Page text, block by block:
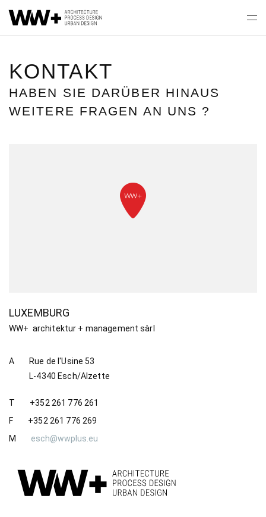
KONTAKT
HABEN SIE DARÜBER HINAUS
WEITERE FRAGEN AN UNS ?
LUXEMBURG
WW+ architektur + management sàrl
A
Rue de l'Usine 53
L-4340 Esch/Alzette
T
+352 261 776 261
F
+352 261 776 269
M
esch@wwplus.eu